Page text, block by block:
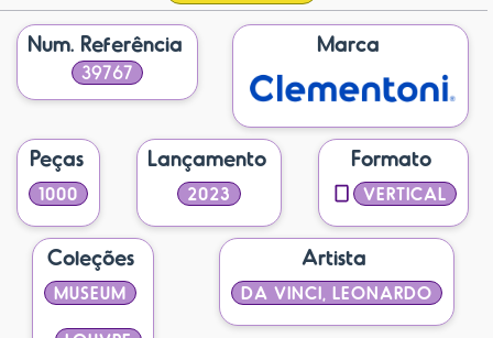
Num. Referência
39767
Marca
Peças
1000
Lançamento
2023
Formato
VERTICAL
Coleções
MUSEUM
Artista
DA VINCI, LEONARDO